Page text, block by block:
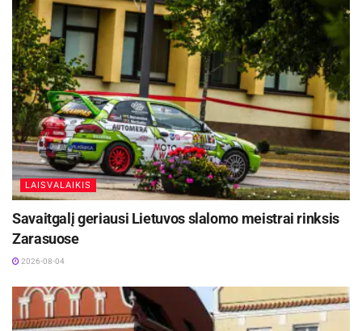
LAISVALAIKIS
Savaitgalį geriausi Lietuvos slalomo meistrai rinksis
Zarasuose
2026-08-04